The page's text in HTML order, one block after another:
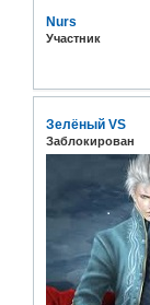
Nurs
Участник
Зелёный VS
Заблокирован